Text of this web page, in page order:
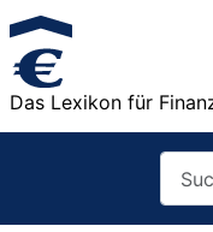
Das Lexikon für